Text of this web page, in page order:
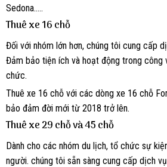
Sedona…..
Thuê xe 16 chỗ
Đối với nhóm lớn hơn, chúng tôi cung cấp
Đảm bảo tiện ích và hoạt động trong công
chức.
Thuê xe 16 chỗ với các dòng xe 16 chỗ
bảo đảm đời mới từ 2018 trở lên.
Thuê xe 29 chỗ và 45 chỗ
Dành cho các nhóm du lịch, tổ chức sự
người. chúng tôi sẵn sàng cung cấp dịch